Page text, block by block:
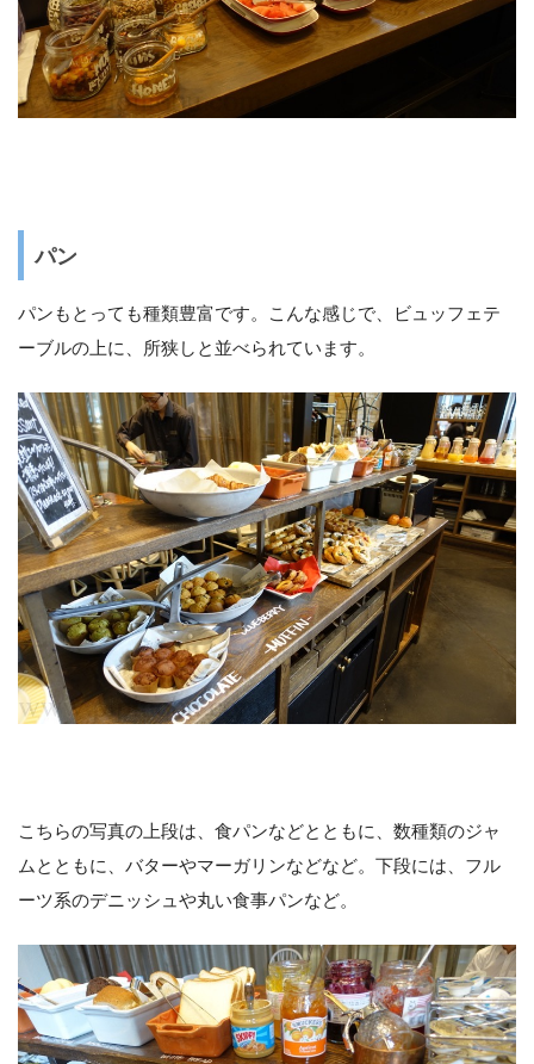
パン
パンもとっても種類豊富です。こんな感じで、ビュッフェテ
ーブルの上に、所狭しと並べられています。
こちらの写真の上段は、食パンなどとともに、数種類のジャ
ムとともに、バターやマーガリンなどなど。下段には、フル
ーツ系のデニッシュや丸い食事パンなど。